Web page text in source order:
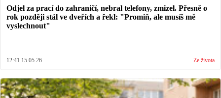
Odjel za prací do zahraničí, nebral telefony, zmizel. Přesně o
rok později stál ve dveřích a řekl: "Promiň, ale musíš mě
vyslechnout"
12:41 15.05.26 Ze života